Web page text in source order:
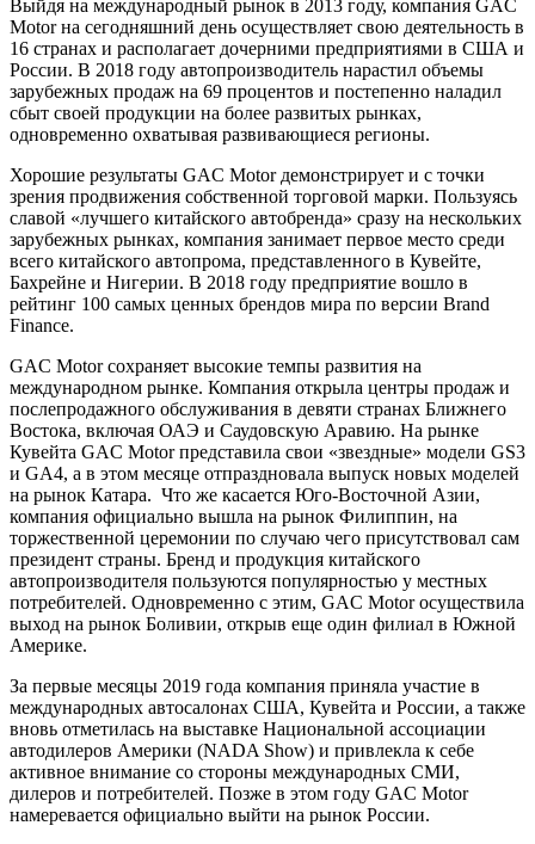
Выйдя на международный рынок в 2013 году, компания GAC
Motor на сегодняшний день осуществляет свою деятельность в
16 странах и располагает дочерними предприятиями в США и
России. В 2018 году автопроизводитель нарастил объемы
зарубежных продаж на 69 процентов и постепенно наладил
сбыт своей продукции на более развитых рынках,
одновременно охватывая развивающиеся регионы.
Хорошие результаты GAC Motor демонстрирует и с точки
зрения продвижения собственной торговой марки. Пользуясь
славой «лучшего китайского автобренда» сразу на нескольких
зарубежных рынках, компания занимает первое место среди
всего китайского автопрома, представленного в Кувейте,
Бахрейне и Нигерии. В 2018 году предприятие вошло в
рейтинг 100 самых ценных брендов мира по версии Brand
Finance.
GAC Motor сохраняет высокие темпы развития на
международном рынке. Компания открыла центры продаж и
послепродажного обслуживания в девяти странах Ближнего
Востока, включая ОАЭ и Саудовскую Аравию. На рынке
Кувейта GAC Motor представила свои «звездные» модели GS3
и GA4, а в этом месяце отпраздновала выпуск новых моделей
на рынок Катара. Что же касается Юго-Восточной Азии,
компания официально вышла на рынок Филиппин, на
торжественной церемонии по случаю чего присутствовал сам
президент страны. Бренд и продукция китайского
автопроизводителя пользуются популярностью у местных
потребителей. Одновременно с этим, GAC Motor осуществила
выход на рынок Боливии, открыв еще один филиал в Южной
Америке.
За первые месяцы 2019 года компания приняла участие в
международных автосалонах США, Кувейта и России, а также
вновь отметилась на выставке Национальной ассоциации
автодилеров Америки (NADA Show) и привлекла к себе
активное внимание со стороны международных СМИ,
дилеров и потребителей. Позже в этом году GAC Motor
намеревается официально выйти на рынок России.